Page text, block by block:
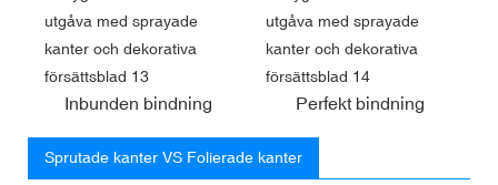
Inbunden bindning Perfekt bindning
Sprutade kanter VS Folierade kanter